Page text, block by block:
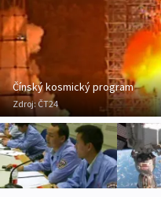
Čínský kosmický program
Zdroj:ČT24